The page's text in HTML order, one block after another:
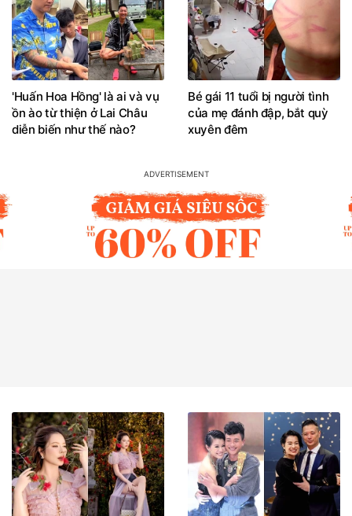
'Huấn Hoa Hồng' là ai và vụ
ồn ào từ thiện ở Lai Châu
diễn biến như thế nào?
Bé gái 11 tuổi bị người tình
của mẹ đánh đập, bắt quỳ
xuyên đêm